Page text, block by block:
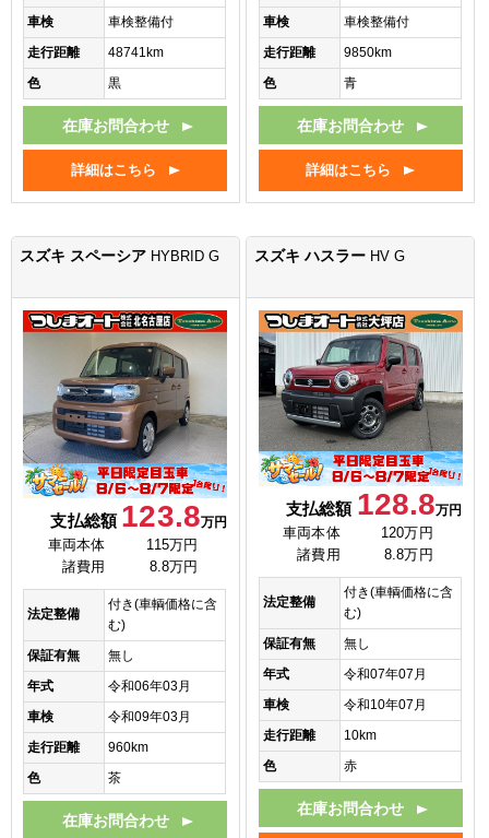
車検
車検整備付
走行距離
48741km
色
黒
在庫お問合わせ
詳細はこちら
車検
車検整備付
走行距離
9850km
色
青
在庫お問合わせ
詳細はこちら
スズキ スペーシア HYBRID G
支払総額 123.8万円
車両本体
115万円
諸費用
8.8万円
法定整備
付き(車輌価格に含
む)
保証有無
無し
年式
令和06年03月
車検
令和09年03月
走行距離
960km
色
茶
在庫お問合わせ
スズキ ハスラー HV G
支払総額 128.8万円
車両本体
120万円
諸費用
8.8万円
法定整備
付き(車輌価格に含
む)
保証有無
無し
年式
令和07年07月
車検
令和10年07月
走行距離
10km
色
赤
在庫お問合わせ